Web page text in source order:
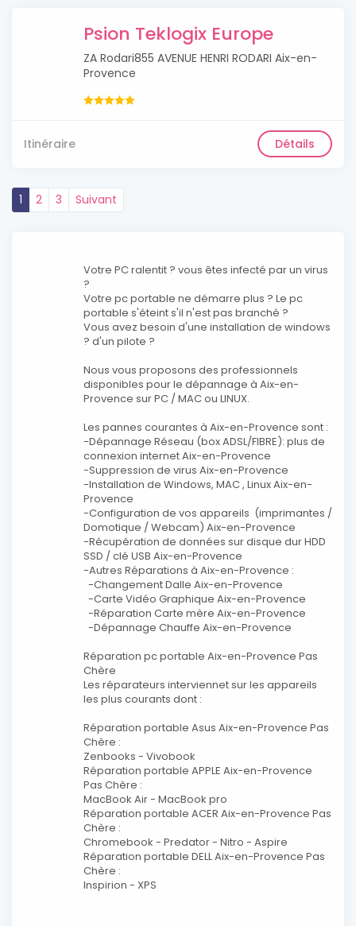
Psion Teklogix Europe
ZA Rodari855 AVENUE HENRI RODARI Aix-en-
Provence
Itinéraire Détails
1 2 3 Suivant
Votre PC ralentit ? vous êtes infecté par un virus
?
Votre pc portable ne démarre plus ? Le pc
portable s'éteint s'il n'est pas branché ?
Vous avez besoin d'une installation de windows
? d'un pilote ?
Nous vous proposons des professionnels
disponibles pour le dépannage à Aix-en-
Provence sur PC / MAC ou LINUX.
Les pannes courantes à Aix-en-Provence sont :
-Dépannage Réseau (box ADSL/FIBRE): plus de
connexion internet Aix-en-Provence
-Suppression de virus Aix-en-Provence
-Installation de Windows, MAC , Linux Aix-en-
Provence
-Configuration de vos appareils (imprimantes /
Domotique / Webcam) Aix-en-Provence
-Récupération de données sur disque dur HDD
SSD / clé USB Aix-en-Provence
-Autres Réparations à Aix-en-Provence :
-Changement Dalle Aix-en-Provence
-Carte Vidéo Graphique Aix-en-Provence
-Réparation Carte mère Aix-en-Provence
-Dépannage Chauffe Aix-en-Provence
Réparation pc portable Aix-en-Provence Pas
Chère
Les réparateurs interviennet sur les appareils
les plus courants dont :
Réparation portable Asus Aix-en-Provence Pas
Chère :
Zenbooks - Vivobook
Réparation portable APPLE Aix-en-Provence
Pas Chère :
MacBook Air - MacBook pro
Réparation portable ACER Aix-en-Provence Pas
Chère :
Chromebook - Predator - Nitro - Aspire
Réparation portable DELL Aix-en-Provence Pas
Chère :
Inspirion - XPS